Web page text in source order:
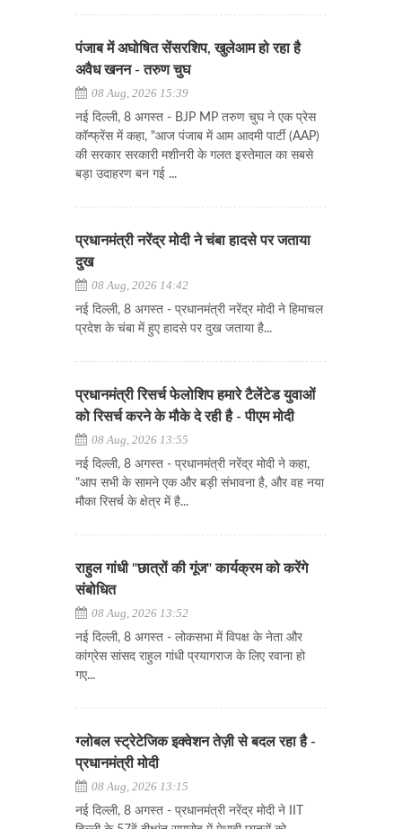
पंजाब में अघोषित सेंसरशिप, खुलेआम हो रहा है
अवैध खनन - तरुण चुघ
08 Aug, 2026 15:39
नई दिल्ली, 8 अगस्त - BJP MP तरुण चुघ ने एक प्रेस
कॉन्फ्रेंस में कहा, "आज पंजाब में आम आदमी पार्टी (AAP)
की सरकार सरकारी मशीनरी के गलत इस्तेमाल का सबसे
बड़ा उदाहरण बन गई ...
प्रधानमंत्री नरेंद्र मोदी ने चंबा हादसे पर जताया
दुख
08 Aug, 2026 14:42
नई दिल्ली, 8 अगस्त - प्रधानमंत्री नरेंद्र मोदी ने हिमाचल
प्रदेश के चंबा में हुए हादसे पर दुख जताया है...
प्रधानमंत्री रिसर्च फेलोशिप हमारे टैलेंटेड युवाओं
को रिसर्च करने के मौके दे रही है - पीएम मोदी
08 Aug, 2026 13:55
नई दिल्ली, 8 अगस्त - प्रधानमंत्री नरेंद्र मोदी ने कहा,
"आप सभी के सामने एक और बड़ी संभावना है, और वह नया
मौका रिसर्च के क्षेत्र में है...
राहुल गांधी "छात्रों की गूंज" कार्यक्रम को करेंगे
संबोधित
08 Aug, 2026 13:52
नई दिल्ली, 8 अगस्त - लोकसभा में विपक्ष के नेता और
कांग्रेस सांसद राहुल गांधी प्रयागराज के लिए रवाना हो
गए...
ग्लोबल स्ट्रेटेजिक इक्वेशन तेज़ी से बदल रहा है -
प्रधानमंत्री मोदी
08 Aug, 2026 13:15
नई दिल्ली, 8 अगस्त - प्रधानमंत्री नरेंद्र मोदी ने IIT